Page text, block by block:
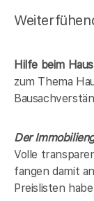
Hilfe beim
zum Thema
Der
Volle
fangen damit
Preislisten